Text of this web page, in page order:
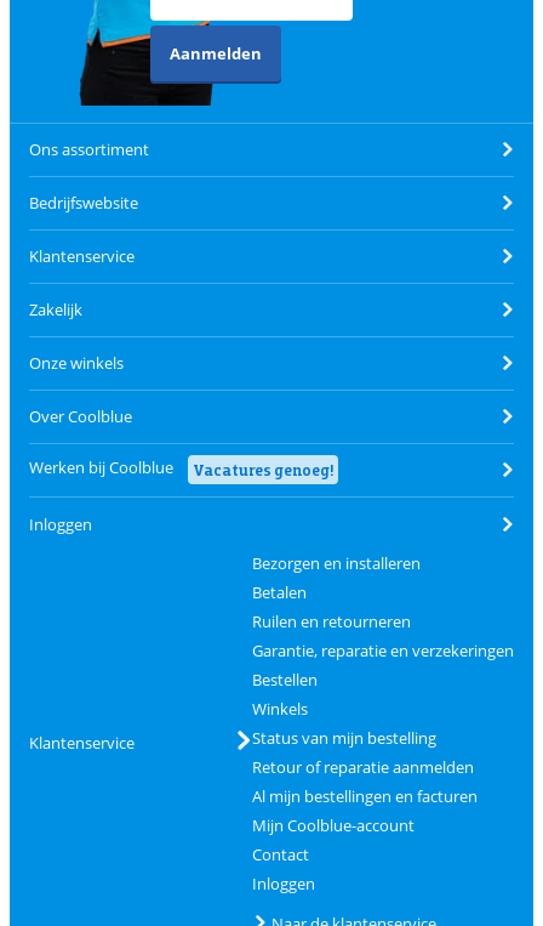
Aanmelden
Ons assortiment
Bedrijfswebsite
Klantenservice
Zakelijk
Onze winkels
Over Coolblue
Werken bij Coolblue Vacatures genoeg!
Inloggen
Klantenservice
Bezorgen en installeren
Betalen
Ruilen en retourneren
Garantie, reparatie en verzekeringen
Bestellen
Winkels
Status van mijn bestelling
Retour of reparatie aanmelden
Al mijn bestellingen en facturen
Mijn Coolblue-account
Contact
Inloggen